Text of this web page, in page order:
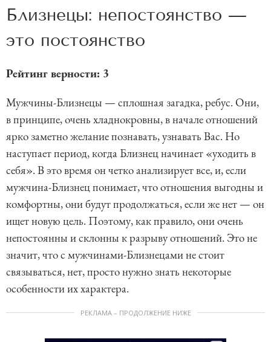
Близнецы: непостоянство —
это постоянство
Рейтинг верности: 3
Мужчины-Близнецы — сплошная загадка, ребус. Они,
в принципе, очень хладнокровны, в начале отношений
ярко заметно желание познавать, узнавать Вас. Но
наступает период, когда Близнец начинает «уходить в
себя». В это время он четко анализирует все, и, если
мужчина-Близнец понимает, что отношения выгодны и
комфортны, они будут продолжаться, если же нет — он
ищет новую цель. Поэтому, как правило, они очень
непостоянны и склонны к разрыву отношений. Это не
значит, что с мужчинами-Близнецами не стоит
связываться, нет, просто нужно знать некоторые
особенности их характера.
РЕКЛАМА – ПРОДОЛЖЕНИЕ НИЖЕ